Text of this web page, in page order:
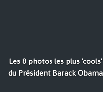
Les 8 photos les plus 'cools'
du Président Barack Obama